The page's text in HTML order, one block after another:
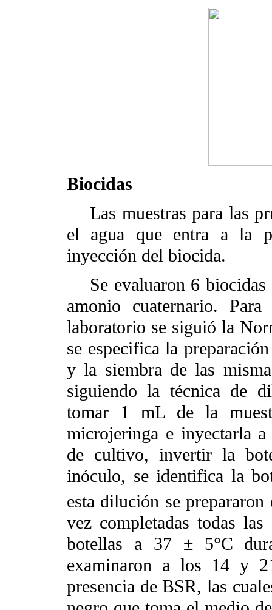
Biocidas
Las muestras para las
el agua que entra a la
inyección del biocida.
Se evaluaron 6 biocidas
amonio cuaternario.
laboratorio se siguió la
se especifica la
y la siembra de las
siguiendo la técnica de
tomar 1 mL de la
microjeringa e inyectarla
de cultivo, invertir la
inóculo, se identifica la
esta dilución se
vez completadas todas
botellas a 37 ± 5°C
examinaron a los 14 y
presencia de BSR, las